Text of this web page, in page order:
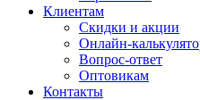
Клиентам
Скидки и акции
Онлайн-
Вопрос-ответ
Оптовикам
Контакты